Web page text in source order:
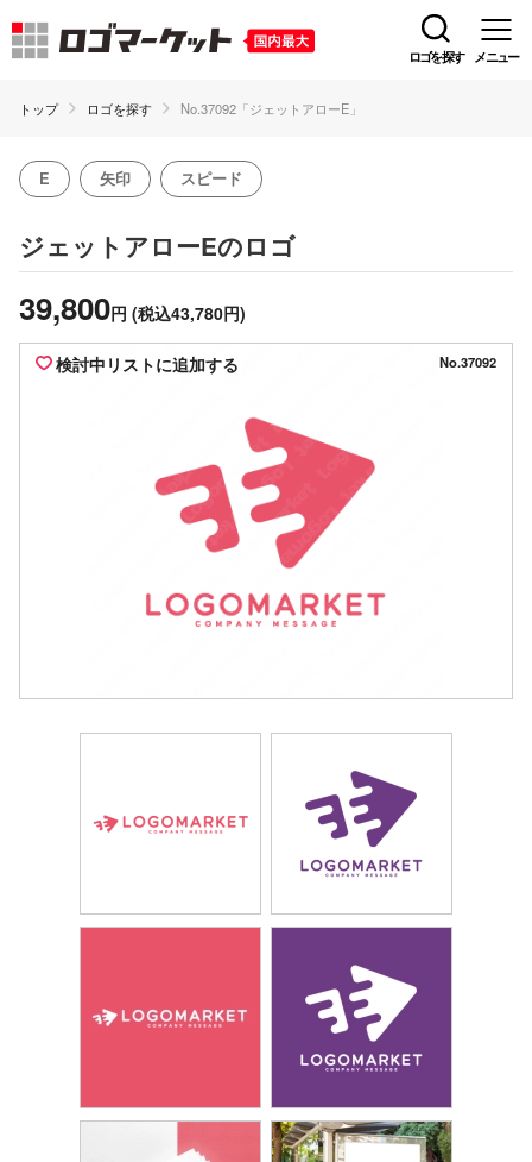
ロゴを探す メニュー
トップ ロゴを探す No.37092「ジェットアローE」
E 矢印 スピード
ジェットアローEのロゴ
39,800円 (税込43,780円)
検討中リストに追加する No.37092